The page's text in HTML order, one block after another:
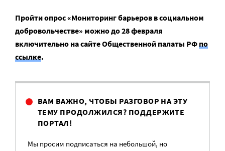
Пройти опрос «Мониторинг барьеров в социальном
добровольчестве» можно до 28 февраля
включительно на сайте Общественной палаты РФпо
ссылке.
ВАМ ВАЖНО, ЧТОБЫ РАЗГОВОР НА ЭТУ
ТЕМУ ПРОДОЛЖИЛСЯ? ПОДДЕРЖИТЕ
ПОРТАЛ!
Мы просим подписаться на небольшой, но